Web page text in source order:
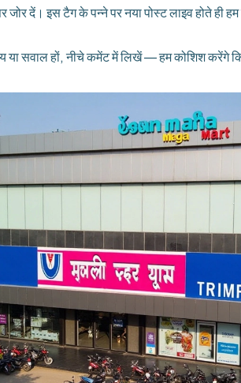
दें। इस टैग के पन्ने पर नया पोस्ट लाइव होते ही
या सवाल हों, नीचे कमेंट में लिखें — हम कोशिश करेंगे